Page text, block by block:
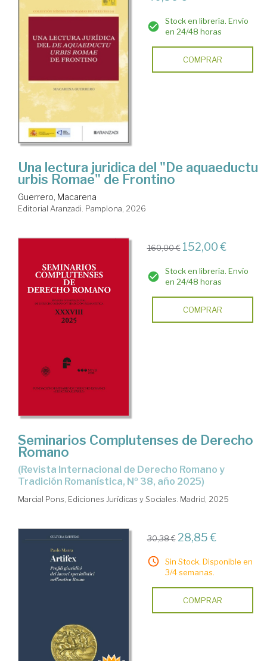
Stock en librería. Envío
en 24/48 horas
COMPRAR
Una lectura juridica del "De aquaeductu
urbis Romae" de Frontino
Guerrero, Macarena
Editorial Aranzadi. Pamplona, 2026
160,00 € 152,00 €
Stock en librería. Envío
en 24/48 horas
COMPRAR
Seminarios Complutenses de Derecho
Romano
(Revista Internacional de Derecho Romano y
Tradición Romanística, Nº 38, año 2025)
Marcial Pons, Ediciones Jurídicas y Sociales. Madrid, 2025
30,38 € 28,85 €
Sin Stock. Disponible en
3/4 semanas.
COMPRAR